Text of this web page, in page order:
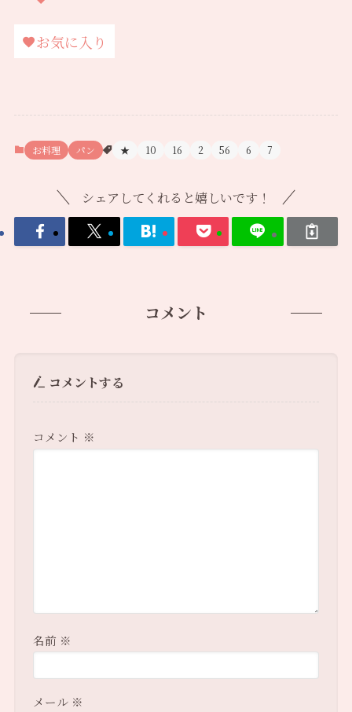
お気に入り
お料理 パン ★ 10 16 2 56 6 7
シェアしてくれると嬉しいです！
コメント
コメントする
コメント ※
名前 ※
メール ※